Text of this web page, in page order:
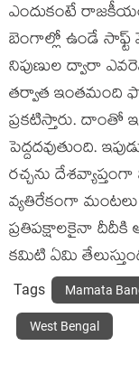
ఎందుకంటే
బెంగాల్లో ఉండే సాఫ్ట్
నిపుణుల ద్వారా
తర్వాత ఇంతమంది
ప్రకటిస్తారు. దాంతో
పెద్దదవుతుంది.
రచ్చను
వ్యతిరేకంగా
ప్రతిపక్షాలకైనా
కమిటి ఏమి
Tags Mamata
West Bengal